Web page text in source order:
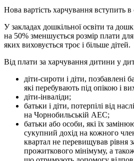
Нова вартість харчування вступить в
У закладах дошкільної освіти та
на 50% зменшується розмір плати для
яких виховується троє і більше дітей.
Від плати за харчування дитини у
діти-сироти і діти, позбавлені
які перебувають під опікою і
діти-інваліди;
батьки і діти, потерпілі від
на Чорнобильській АЕС;
батьки або особи, які їх
сукупний дохід на кожного
квартал не перевищував рівня
прожиткового мінімуму, а